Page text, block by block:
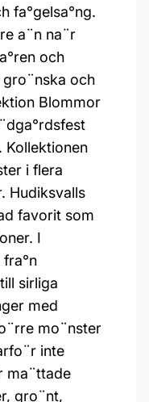
fa°gelsa°ng.
a¨n na¨r
och
och
Blommor
Kollektionen
i flera
Hudiksvalls
favorit som
I
sirliga
med
mo¨nster
inte
ma¨ttade
gro¨nt,